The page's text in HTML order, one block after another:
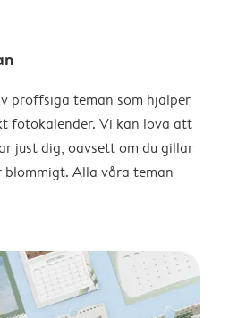
proffsiga teman som hjälper
fotokalender. Vi kan lova att
just dig, oavsett om du gillar
blommigt. Alla våra teman